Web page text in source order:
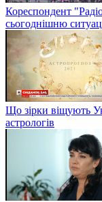
Кореспондент
сьогоднішню
Що зірки віщують
астрологів